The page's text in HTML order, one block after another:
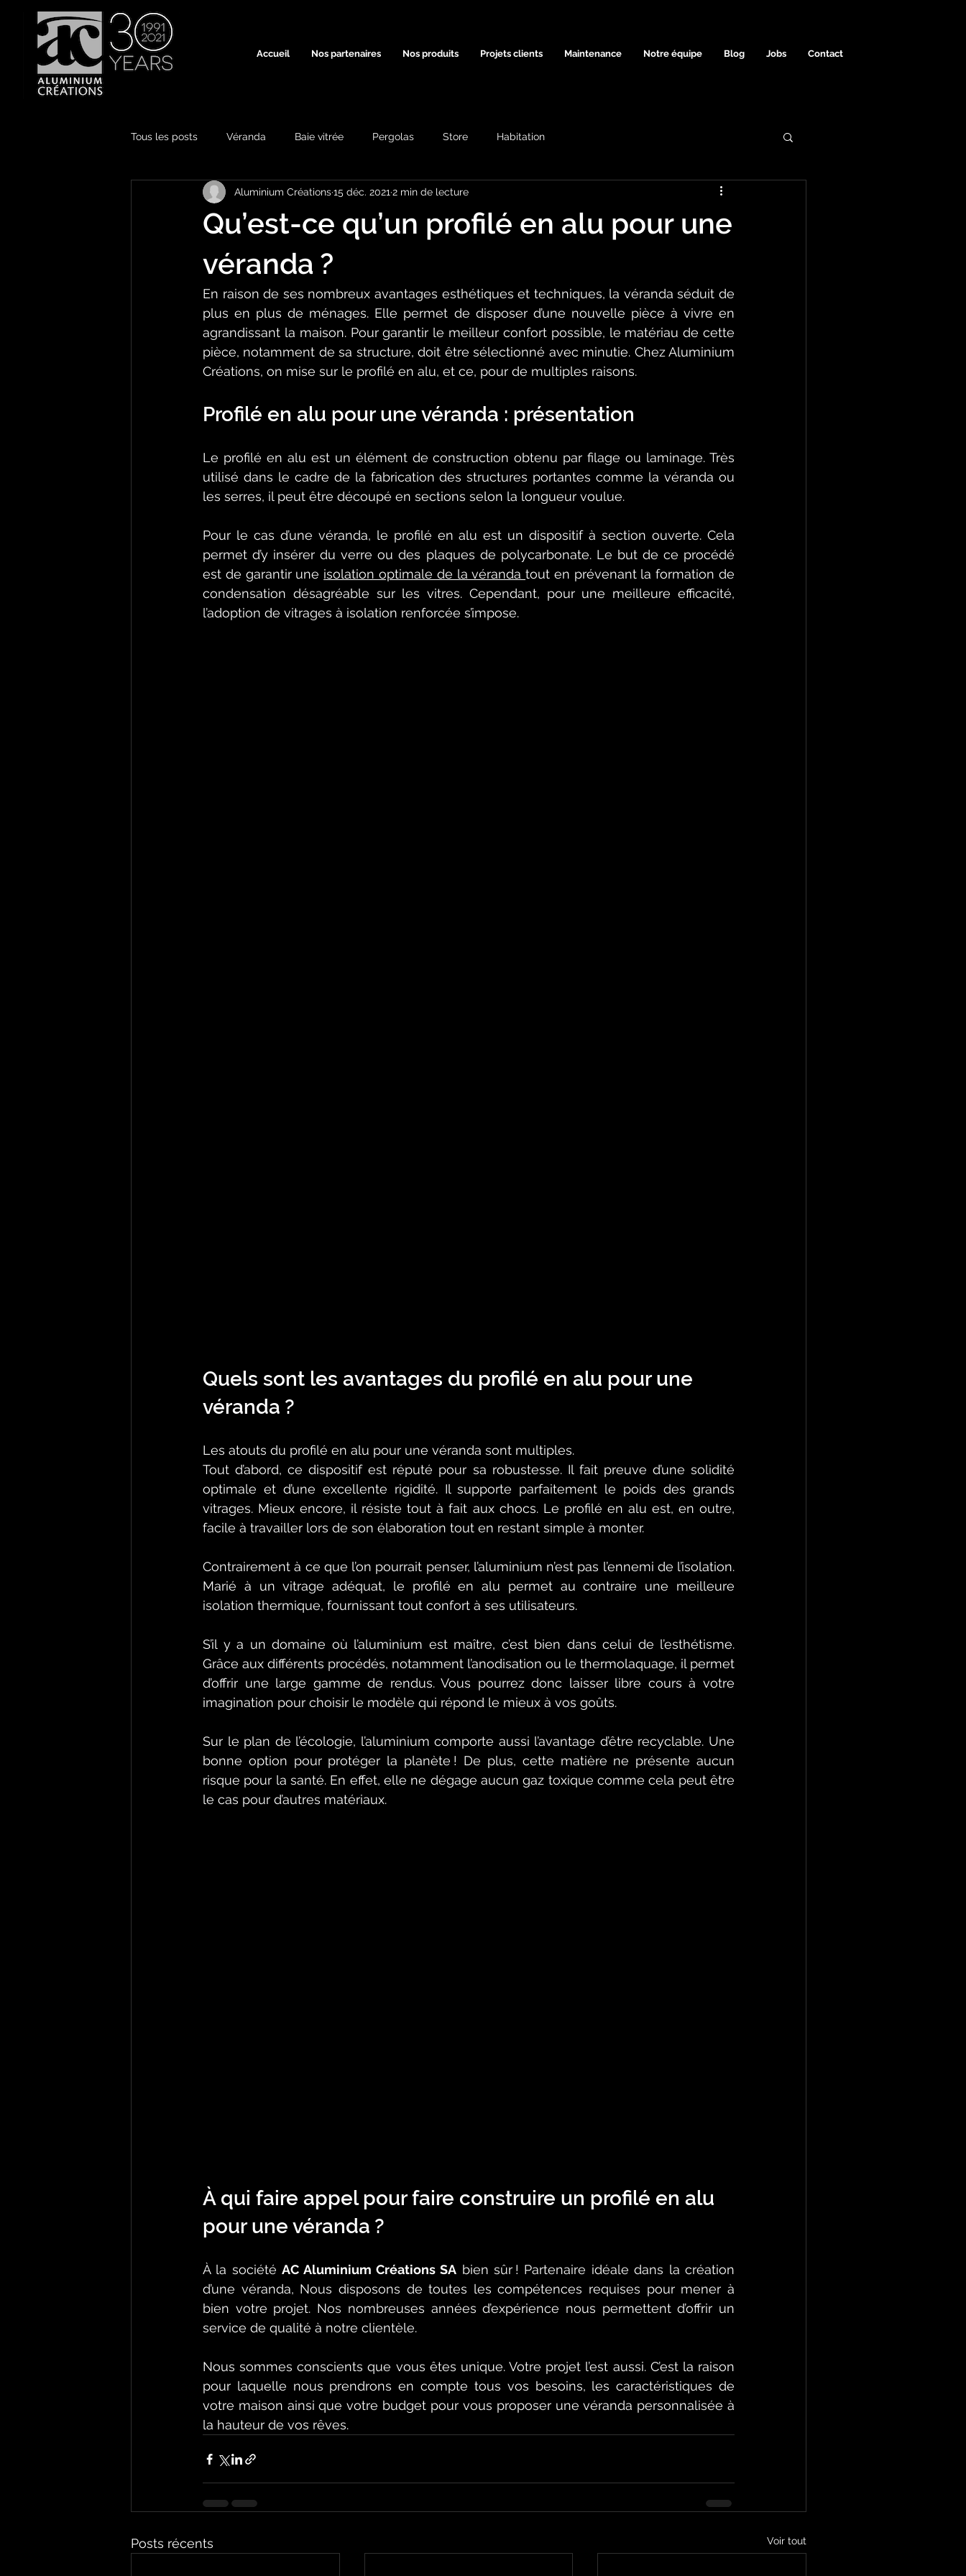
Accueil Nos partenaires Nos produits Projets clients Maintenance Notre équipe Blog Jobs Contact
Tous les posts Véranda Baie vitrée Pergolas Store Habitation
Qu’est-ce qu’un profilé en alu pour une
véranda ?
Aluminium Créations15 déc. 2021 2 min de lecture
En raison de ses nombreux avantages esthétiques et techniques, la véranda séduit de
plus en plus de ménages. Elle permet de disposer d’une nouvelle pièce à vivre en
agrandissant la maison. Pour garantir le meilleur confort possible, le matériau de cette
pièce, notamment de sa structure, doit être sélectionné avec minutie. Chez Aluminium
Créations, on mise sur le profilé en alu, et ce, pour de multiples raisons.
Profilé en alu pour une véranda : présentation
Le profilé en alu est un élément de construction obtenu par filage ou laminage. Très
utilisé dans le cadre de la fabrication des structures portantes comme la véranda ou
les serres, il peut être découpé en sections selon la longueur voulue.
Pour le cas d’une véranda, le profilé en alu est un dispositif à section ouverte. Cela
permet d’y insérer du verre ou des plaques de polycarbonate. Le but de ce procédé
est de garantir une isolation optimale de la véranda tout en prévenant la formation de
condensation désagréable sur les vitres. Cependant, pour une meilleure efficacité,
l’adoption de vitrages à isolation renforcée s’impose.
Quels sont les avantages du profilé en alu pour une
véranda ?
Les atouts du profilé en alu pour une véranda sont multiples.
Tout d’abord, ce dispositif est réputé pour sa robustesse. Il fait preuve d’une solidité
optimale et d’une excellente rigidité. Il supporte parfaitement le poids des grands
vitrages. Mieux encore, il résiste tout à fait aux chocs. Le profilé en alu est, en outre,
facile à travailler lors de son élaboration tout en restant simple à monter.
Contrairement à ce que l’on pourrait penser, l’aluminium n’est pas l’ennemi de l’isolation.
Marié à un vitrage adéquat, le profilé en alu permet au contraire une meilleure
isolation thermique, fournissant tout confort à ses utilisateurs.
S’il y a un domaine où l’aluminium est maître, c’est bien dans celui de l’esthétisme.
Grâce aux différents procédés, notamment l’anodisation ou le thermolaquage, il permet
d’offrir une large gamme de rendus. Vous pourrez donc laisser libre cours à votre
imagination pour choisir le modèle qui répond le mieux à vos goûts.
Sur le plan de l’écologie, l’aluminium comporte aussi l’avantage d’être recyclable. Une
bonne option pour protéger la planète ! De plus, cette matière ne présente aucun
risque pour la santé. En effet, elle ne dégage aucun gaz toxique comme cela peut être
le cas pour d’autres matériaux.
À qui faire appel pour faire construire un profilé en alu
pour une véranda ?
À la société AC Aluminium Créations SA bien sûr ! Partenaire idéale dans la création
d’une véranda, Nous disposons de toutes les compétences requises pour mener à
bien votre projet. Nos nombreuses années d’expérience nous permettent d’offrir un
service de qualité à notre clientèle.
Nous sommes conscients que vous êtes unique. Votre projet l’est aussi. C’est la raison
pour laquelle nous prendrons en compte tous vos besoins, les caractéristiques de
votre maison ainsi que votre budget pour vous proposer une véranda personnalisée à
la hauteur de vos rêves.
Posts récents Voir tout